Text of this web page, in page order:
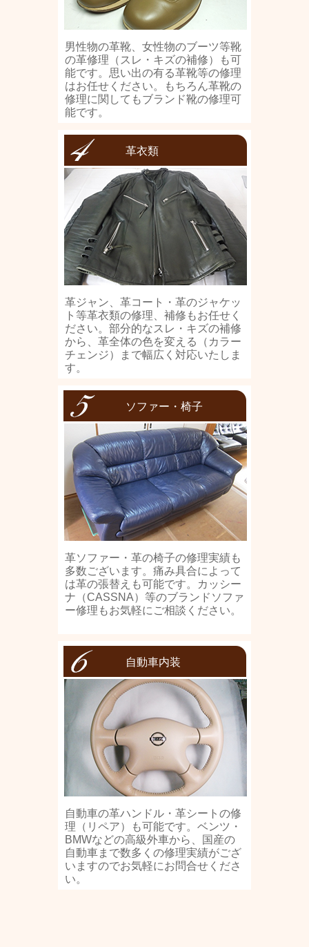
男性物の革靴、女性物のブーツ等靴
の革修理（スレ・キズの補修）も可
能です。思い出の有る革靴等の修理
はお任せください。もちろん革靴の
修理に関してもブランド靴の修理可
能です。
革衣類
革ジャン、革コート・革のジャケッ
ト等革衣類の修理、補修もお任せく
ださい。部分的なスレ・キズの補修
から、革全体の色を変える（カラー
チェンジ）まで幅広く対応いたしま
す。
ソファー・椅子
革ソファー・革の椅子の修理実績も
多数ございます。痛み具合によって
は革の張替えも可能です。カッシー
ナ（CASSNA）等のブランドソファ
ー修理もお気軽にご相談ください。
自動車内装
自動車の革ハンドル・革シートの修
理（リペア）も可能です。ベンツ・
BMWなどの高級外車から、国産の
自動車まで数多くの修理実績がござ
いますのでお気軽にお問合せくださ
い。